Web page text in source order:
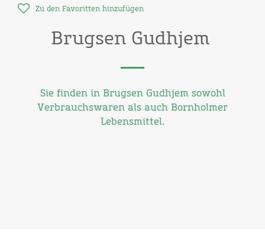
Zu den Favoritten hinzufügen
Brugsen Gudhjem
Sie finden in Brugsen Gudhjem sowohl
Verbrauchswaren als auch Bornholmer
Lebensmittel.